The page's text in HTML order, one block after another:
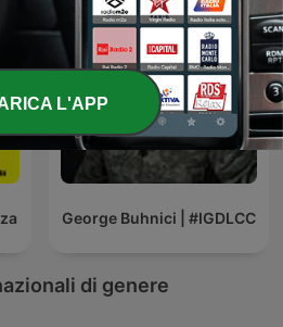
George Buhnici | #IGDLCC
di genere
L'APP